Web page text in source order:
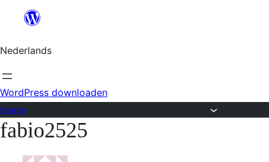
de
inhoud
Nederlands
WordPress downloaden
Ga
fabio2525